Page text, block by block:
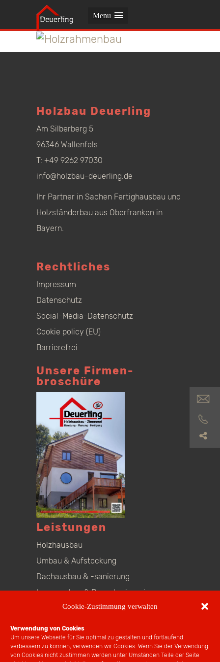
Cookie-Zustimmung verwalten
Verwendung von Cookies
Um unsere Webseite für Sie optimal zu gestalten und fortlaufend
verbessern zu können, verwenden wir Cookies. Wenn Sie der Verwendung
von Cookies nicht zustimmen werden unter Umständen Teile der Seite
Menu
Holzbau Deuerling
Am Silberberg 5
96346 Wallenfels
T: +49 9262 97030
info@holzbau-deuerling.de
Ihr Partner in Sachen Fertighausbau und
Holzständerbau aus Oberfranken in
Bayern.
Rechtliches
Impressum
Datenschutz
Social-Media-Datenschutz
Cookie policy (EU)
Barrierefrei
Unsere Firmen­
broschüre
Leistungen
Holzhausbau
Umbau & Aufstockung
Dachausbau & -sanierung
Innenausbau & Bauschreinerei
Beratung
Kranverleih
Bauplätze